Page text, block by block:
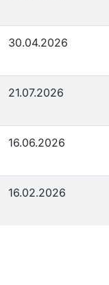
30.04.2026
21.07.2026
16.06.2026
16.02.2026